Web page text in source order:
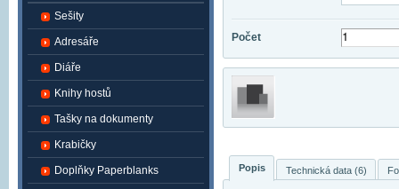
Počet
Popis Technická data (6)
Sešity
Adresáře
Diáře
Knihy hostů
Tašky na dokumenty
Krabičky
Doplňky Paperblanks